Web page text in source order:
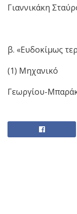
Γιαννικάκη
β. «Ευδοκίμως
(1) Μηχανικό
Γεωργίου-